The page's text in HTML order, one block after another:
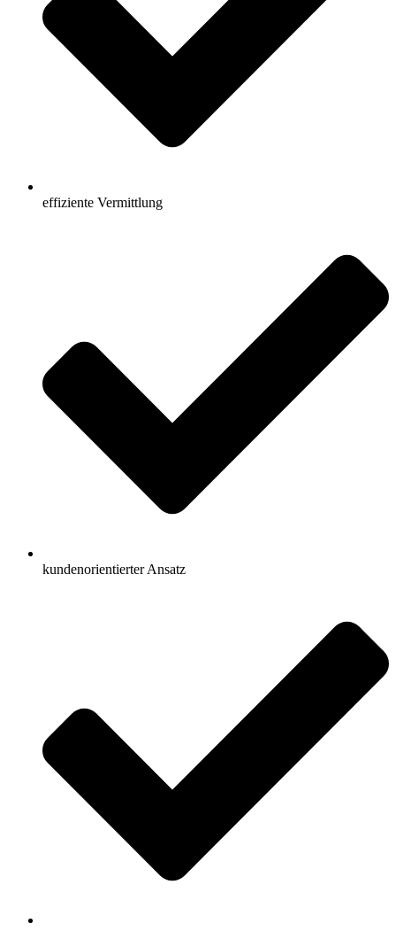
effiziente Vermittlung
kundenorientierter Ansatz